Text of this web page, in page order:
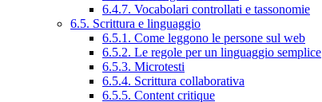
6.4.7. Vocabolari controllati e tassonomie
6.5. Scrittura e linguaggio
6.5.1. Come leggono le persone sul web
6.5.2. Le regole per un linguaggio semplice
6.5.3. Microtesti
6.5.4. Scrittura collaborativa
6.5.5. Content critique